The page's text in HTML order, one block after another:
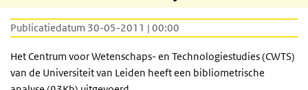
Publicatiedatum 30-05-2011 | 00:00
Het Centrum voor Wetenschaps- en Technologiestudies (CWTS)
van de Universiteit van Leiden heeft een bibliometrische